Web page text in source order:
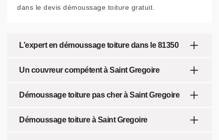
dans le devis démoussage toiture gratuit.
L’expert en démoussage toiture dans le 81350
Un couvreur compétent à Saint Gregoire
Démoussage toiture pas cher à Saint Gregoire
Démoussage toiture à Saint Gregoire